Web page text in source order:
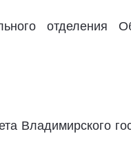
отделения
Владимирского